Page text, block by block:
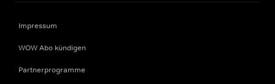
Impressum
WOW Abo kündigen
Partnerprogramme